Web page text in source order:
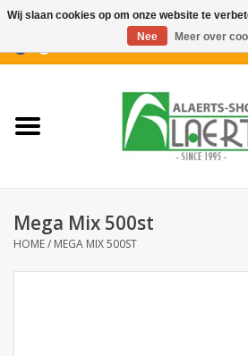
Nieuwigheden
Koffiekoekjes
Mega Mix 500st
HOME/ MEGA MIX 500ST
Wij slaan cookies op om onze website te
Nee
Meer over